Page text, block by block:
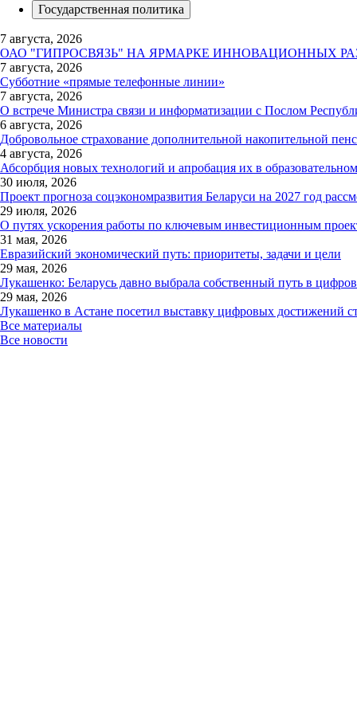
Государственная политика
7 августа, 2026
ОАО "ГИПРОСВЯЗЬ" НА ЯРМАРКЕ ИННОВАЦИОННЫХ
7 августа, 2026
Субботние «прямые телефонные линии»
7 августа, 2026
О встрече Министра связи и информатизации с Послом
6 августа, 2026
Добровольное страхование дополнительной накопительной
4 августа, 2026
Абсорбция новых технологий и апробация их в
30 июля, 2026
Проект прогноза соцэкономразвития Беларуси на 2027 год
29 июля, 2026
О путях ускорения работы по ключевым инвестиционным
31 мая, 2026
Евразийский экономический путь: приоритеты, задачи и цели
29 мая, 2026
Лукашенко: Беларусь давно выбрала собственный путь в
29 мая, 2026
Лукашенко в Астане посетил выставку цифровых достижений
Все материалы
Все новости